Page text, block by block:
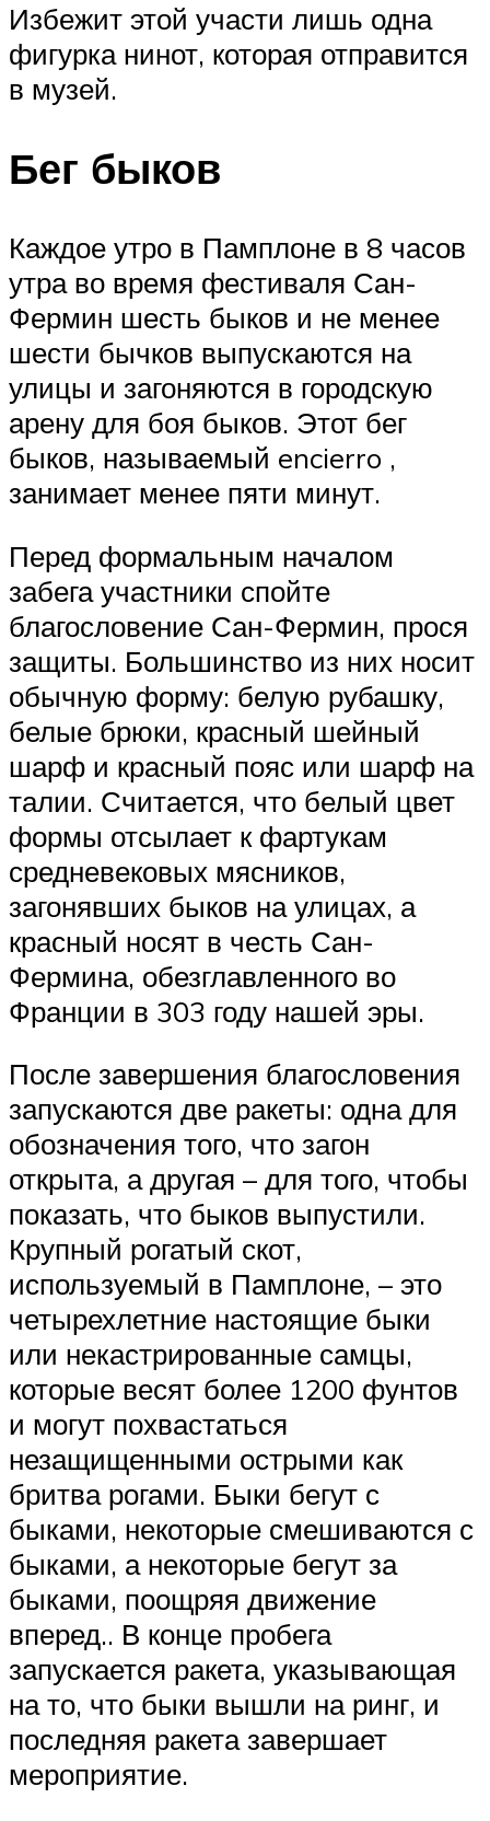
Избежит этой участи лишь одна
фигурка нинот, которая отправится
в музей.
Бег быков
Каждое утро в Памплоне в 8 часов
утра во время фестиваля Сан-
Фермин шесть быков и не менее
шести бычков выпускаются на
улицы и загоняются в городскую
арену для боя быков. Этот бег
быков, называемый encierro ,
занимает менее пяти минут.
Перед формальным началом
забега участники спойте
благословение Сан-Фермин, прося
защиты. Большинство из них носит
обычную форму: белую рубашку,
белые брюки, красный шейный
шарф и красный пояс или шарф на
талии. Считается, что белый цвет
формы отсылает к фартукам
средневековых мясников,
загонявших быков на улицах, а
красный носят в честь Сан-
Фермина, обезглавленного во
Франции в 303 году нашей эры.
После завершения благословения
запускаются две ракеты: одна для
обозначения того, что загон
открыта, а другая – для того, чтобы
показать, что быков выпустили.
Крупный рогатый скот,
используемый в Памплоне, – это
четырехлетние настоящие быки
или некастрированные самцы,
которые весят более 1200 фунтов
и могут похвастаться
незащищенными острыми как
бритва рогами. Быки бегут с
быками, некоторые смешиваются с
быками, а некоторые бегут за
быками, поощряя движение
вперед.. В конце пробега
запускается ракета, указывающая
на то, что быки вышли на ринг, и
последняя ракета завершает
мероприятие.